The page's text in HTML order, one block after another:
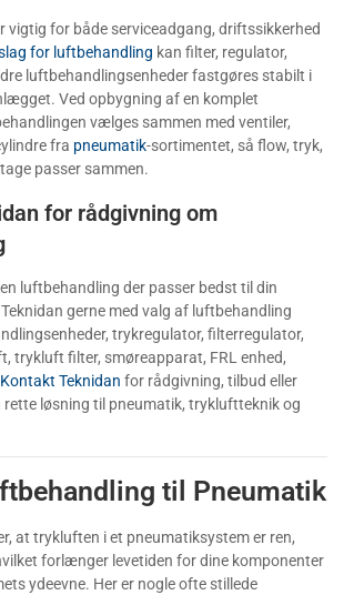
vigtig for både serviceadgang, driftssikkerhed
for luftbehandling kan filter, regulator,
luftbehandlingsenheder fastgøres stabilt i
Ved opbygning af en komplet
vælges sammen med ventiler,
fra pneumatik-sortimentet, så flow, tryk,
passer sammen.
for rådgivning om
luftbehandling der passer bedst til din
gerne med valg af luftbehandling
trykregulator, filterregulator,
trykluft filter, smøreapparat, FRL enhed,
Kontakt Teknidan for rådgivning, tilbud eller
løsning til pneumatik, trykluftteknik og
til Pneumatik
at trykluften i et pneumatiksystem er ren,
forlænger levetiden for dine komponenter
ydeevne. Her er nogle ofte stillede